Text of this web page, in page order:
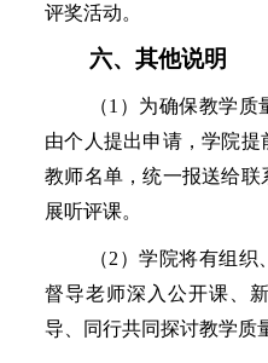
评奖活动。
六、其他说明
（1）为确保教学质
由个人提出申请，学院
教师名单，统一报送给
展听评课。
（2）学院将有组织
督导老师深入公开课、
导、同行共同探讨教学质